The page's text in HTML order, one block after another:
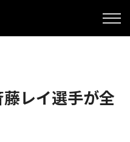
藤レイ選手が全